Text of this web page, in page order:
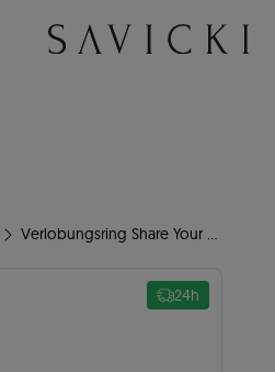
Verlobungsring Share Your Love: Weißgold, Diamant
24h